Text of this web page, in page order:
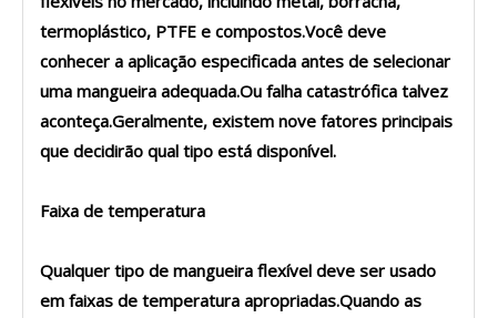
termoplástico, PTFE e compostos.Você deve
conhecer a aplicação especificada antes de selecionar
uma mangueira adequada.Ou falha catastrófica talvez
aconteça.Geralmente, existem nove fatores principais
que decidirão qual tipo está disponível.
Faixa de temperatura
Qualquer tipo de mangueira flexível deve ser usado
em faixas de temperatura apropriadas.Quando as